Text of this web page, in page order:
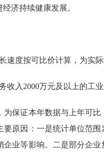
济持续健康发展。
速度按可比价计算，为实
收入 2000万元及以上的工业
保证本年数据与上年可
原因：一是统计单位范
业等影响。二是部分企